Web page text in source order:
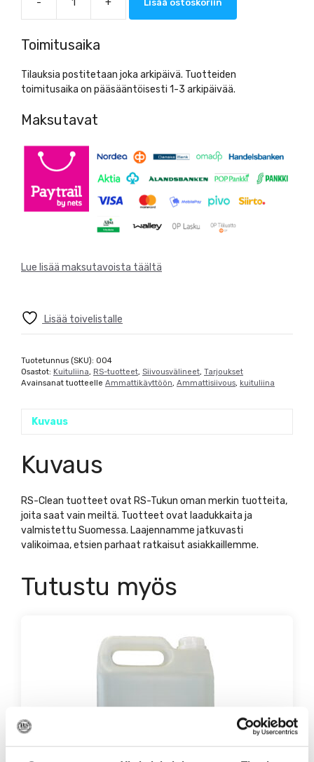
Clean
Lisää ostoskoriin
Toimitusaika
Tilauksia postitetaan joka arkipäivä. Tuotteiden
toimitusaika on pääsääntöisesti 1-3 arkipäivää.
Maksutavat
Lue lisää maksutavoista täältä
Lisää toivelistalle
Tuotetunnus (SKU): 004
Osastot: Kuituliina, RS-tuotteet, Siivousvälineet, Tarjoukset
Avainsanat tuotteelle Ammattikäyttöön, Ammattisiivous, kuituliina
Kuvaus
Kuvaus
RS-Clean tuotteet ovat RS-Tukun oman merkin tuotteita,
joita saat vain meiltä. Tuotteet ovat laadukkaita ja
valmistettu Suomessa. Laajennamme jatkuvasti
valikoimaa, etsien parhaat ratkaisut asiakkaillemme.
Tutustu myös